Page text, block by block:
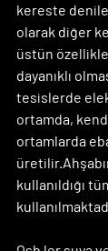
kereste
olarak diğer
üstün
dayanıklı
tesislerde
ortamda,
ortamlarda
kullanıldığı